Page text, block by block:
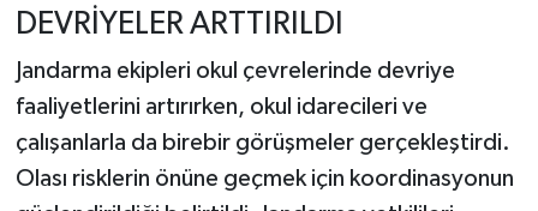
DEVRİYELER ARTTIRILDI
Jandarma ekipleri okul çevrelerinde devriye
faaliyetlerini artırırken, okul idarecileri ve
çalışanlarla da birebir görüşmeler gerçekleştirdi.
Olası risklerin önüne geçmek için koordinasyonun